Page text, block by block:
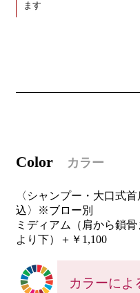
ます
Color カラー
〈シャンプー・大口式
込〉※ブロー別
ミディアム（肩から鎖
より下）＋￥1,100
カラーによ